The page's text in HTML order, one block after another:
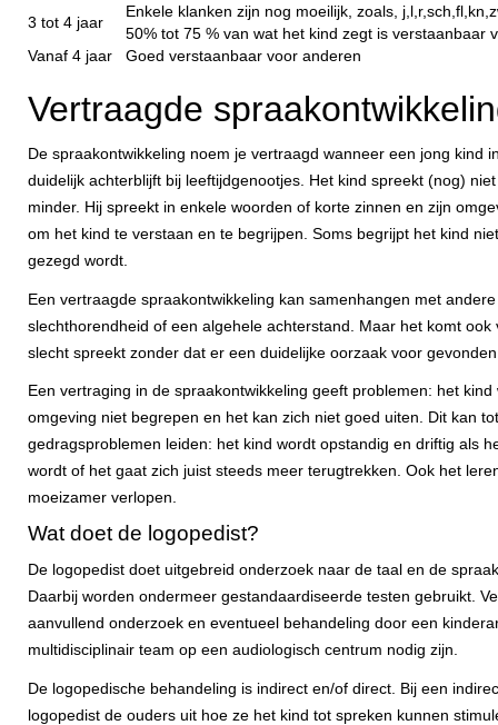
3 tot 4 jaar
Enkele klanken zijn nog moeilijk, zoals,
50% tot 75 % van wat het kind zegt is verstaanbaar
Vanaf 4 jaar
Goed verstaanbaar voor anderen
Vertraagde
De spraakontwikkeling noem je vertraagd wanneer een jong kind
duidelijk achterblijft bij leeftijdgenootjes. Het kind spreekt (nog)
minder. Hij spreekt in enkele woorden of korte zinnen en zijn
om het kind te verstaan en te begrijpen. Soms begrijpt het kind
gezegd wordt.
Een vertraagde spraakontwikkeling kan samenhangen met
slechthorendheid of een algehele achterstand. Maar het komt ook
slecht spreekt zonder dat er een duidelijke oorzaak voor
Een vertraging in de spraakontwikkeling geeft problemen: het
omgeving niet begrepen en het kan zich niet goed uiten. Dit kan tot
gedragsproblemen leiden: het kind wordt opstandig en driftig als
wordt of het gaat zich juist steeds meer terugtrekken. Ook het
moeizamer verlopen.
Wat doet de logopedist?
De logopedist doet uitgebreid onderzoek naar de taal en de
Daarbij worden ondermeer gestandaardiseerde testen gebruikt.
aanvullend onderzoek en eventueel behandeling door een
multidisciplinair team op een audiologisch centrum nodig zijn.
De logopedische behandeling is indirect en/of direct. Bij een
logopedist de ouders uit hoe ze het kind tot spreken kunnen